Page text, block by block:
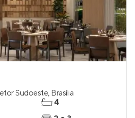
Sudoeste, Brasília
4